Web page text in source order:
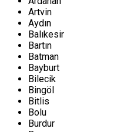
Artvin
Aydın
Balıkesir
Bartın
Batman
Bayburt
Bilecik
Bingöl
Bitlis
Bolu
Burdur